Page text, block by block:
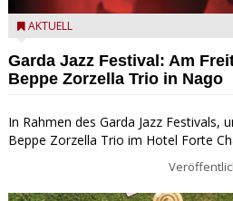
Beppe Zorzella Trio zu Gast beim
AKTUELL
Garda Jazz Festival: Am
Beppe Zorzella Trio in Nago
In Rahmen des Garda Jazz Festivals,
Beppe Zorzella Trio im Hotel Forte